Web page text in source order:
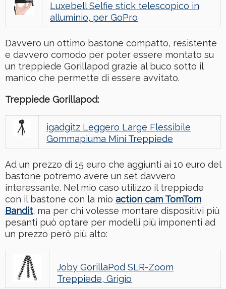
Luxebell Selfie stick telescopico in
alluminio, per GoPro
Davvero un ottimo bastone compatto, resistente
e davvero comodo per poter essere montato su
un treppiede Gorillapod grazie al buco sotto il
manico che permette di essere avvitato.
Treppiede Gorillapod:
igadgitz Leggero Large Flessibile
Gommapiuma Mini Treppiede
Ad un prezzo di 15 euro che aggiunti ai 10 euro del
bastone potremo avere un set davvero
interessante. Nel mio caso utilizzo il treppiede
con il bastone con la mio action cam TomTom
Bandit, ma per chi volesse montare dispositivi più
pesanti può optare per modelli più imponenti ad
un prezzo però più alto:
Joby GorillaPod SLR-Zoom
Treppiede, Grigio